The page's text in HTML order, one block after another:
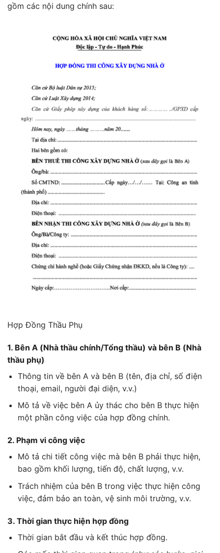
gồm các nội dung chính sau:
Hợp Đồng Thầu Phụ
1. Bên A (Nhà thầu chính/Tổng thầu) và bên B (Nhà
thầu phụ)
Thông tin về bên A và bên B (tên, địa chỉ, số điện
thoại, email, người đại diện, v.v.)
Mô tả về việc bên A ủy thác cho bên B thực hiện
một phần công việc của hợp đồng chính.
2. Phạm vi công việc
Mô tả chi tiết công việc mà bên B phải thực hiện,
bao gồm khối lượng, tiến độ, chất lượng, v.v.
Trách nhiệm của bên B trong việc thực hiện công
việc, đảm bảo an toàn, vệ sinh môi trường, v.v.
3. Thời gian thực hiện hợp đồng
Thời gian bắt đầu và kết thúc hợp đồng.